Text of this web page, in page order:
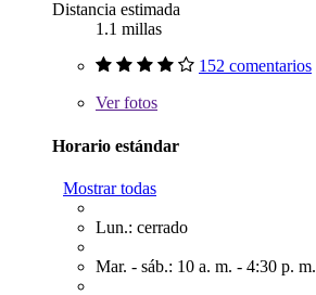
Distancia estimada
1.1 millas
152 comentarios
Verfotos
Horario estándar
Mostrar todas
Lun.: cerrado
Mar. - sáb.: 10 a. m. - 4:30 p. m.